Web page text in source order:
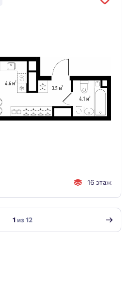
16 этаж
1из12